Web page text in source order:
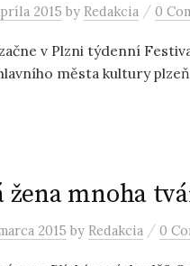
2015 by Redakcia / 0
začne v Plzni týdenní
města kultury
žena mnoha
2015 by Redakcia / 0